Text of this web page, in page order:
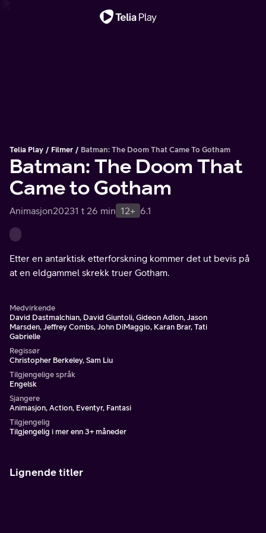
Telia Play Filmer Batman: The Doom That Came To Gotham
Batman: The Doom That
Came to Gotham
Animasjon20231 t 26 min 12+ 6.1
Etter en antarktisk etterforskning kommer det ut bevis på
at en eldgammel skrekk truer Gotham.
Medvirkende
David Dastmalchian, David Giuntoli, Gideon Adlon, Jason
Marsden, Jeffrey Combs, John DiMaggio, Karan Brar, Tati
Gabrielle
Regissør
Christopher Berkeley, Sam Liu
Tilgjengelige språk
Engelsk
Sjangere
Animasjon, Action, Eventyr, Fantasi
Tilgjengelig
Tilgjengelig i mer enn 3+ måneder
Lignende titler